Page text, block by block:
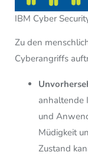
IBM Cyber
Zu den
Cyberangriffs
anhaltende
und
Müdigkeit
Zustand